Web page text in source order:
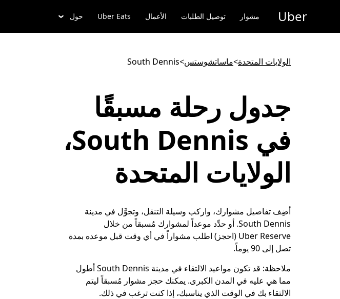
المحتوى
Uber مشوار توصيل الطلبات الأعمال Uber Eats حول
الولايات المتحدة>ماساتشوستس>
South Dennis
جدول رحلة مسبقًا
في South Dennis،
الولايات المتحدة
أضِف تفاصيل مشوارك، واركب وسيلة التنقل، وتجوَّل في مدينة
South Dennis. أو حدِّد موعداً لمشوارك مُسبقاً من خلال
Uber Reserve (احجز) اطلب مشواراً في أي وقت قبل موعده بمدة
تصل إلى 90 يوماً.
ملاحظة:
قد تكون مواعيد الالتقاء في مدينة South Dennis أطول
مما هي عليه في المدن الكبرى. يمكنك حجز مشوار مُسبقاً ليتم
الالتقاء بك في الوقت الذي يناسبك، إذا كنت ترغب في ذلك.